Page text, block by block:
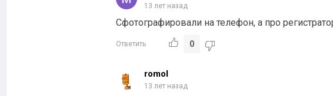
13 лет назад
Сфотографировали на телефон, а про
Ответить 0
romol
13 лет назад